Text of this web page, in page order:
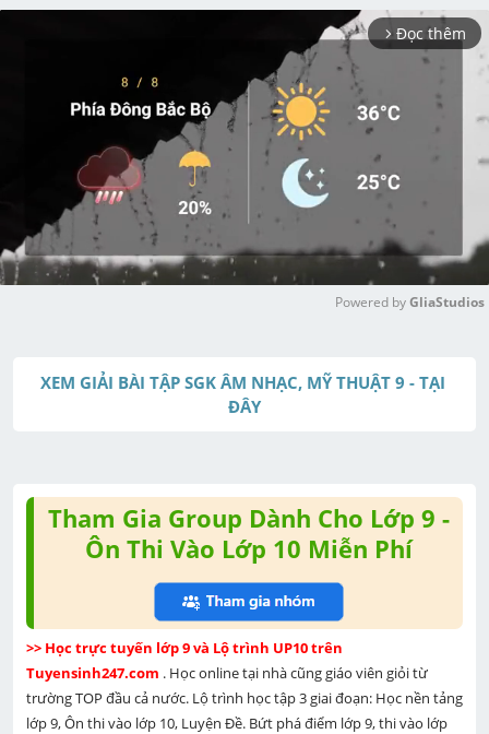
arrow_forward_ios Đọc thêm
t
Powered by GliaStudios
XEM GIẢI BÀI TẬP SGK ÂM NHẠC, MỸ THUẬT 9 - TẠI
ĐÂY
Tham Gia Group Dành Cho Lớp 9 -
Ôn Thi Vào Lớp 10 Miễn Phí
>> Học trực tuyến lớp 9 và Lộ trình UP10 trên
Tuyensinh247.com . Học online tại nhà cũng giáo viên giỏi từ
trường TOP đầu cả nước. Lộ trình học tập 3 giai đoạn: Học nền tảng
lớp 9, Ôn thi vào lớp 10, Luyện Đề. Bứt phá điểm lớp 9, thi vào lớp